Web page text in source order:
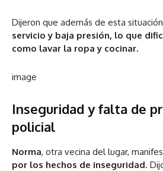
Dijeron que además de esta
servicio y baja presión, lo que
como lavar la ropa y cocinar.
image
Inseguridad y falta de
policial
Norma, otra vecina del lugar,
por los hechos de inseguridad.